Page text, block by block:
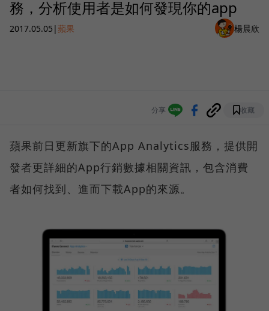
務，分析使用者是如何發現你的app
2017.05.05 |蘋果 楊晨欣
分享 收藏
蘋果前日更新旗下的App Analytics服務，提供開
發者更詳細的App行銷數據相關資訊，包含消費
者如何找到、進而下載App的來源。